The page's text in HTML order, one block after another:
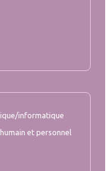
informatique
et personnel